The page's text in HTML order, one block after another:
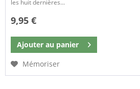
les huit dernières...
9,95 €
Ajouter au panier
Mémoriser